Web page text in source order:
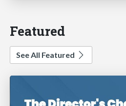
Featured
See All Featured